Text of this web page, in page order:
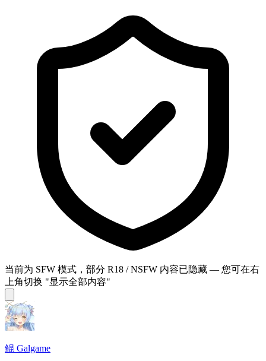
当前为 SFW 模式，部分 R18 / NSFW 内容已隐藏 — 您可在右
上角切换 "显示全部内容"
鲲 Galgame